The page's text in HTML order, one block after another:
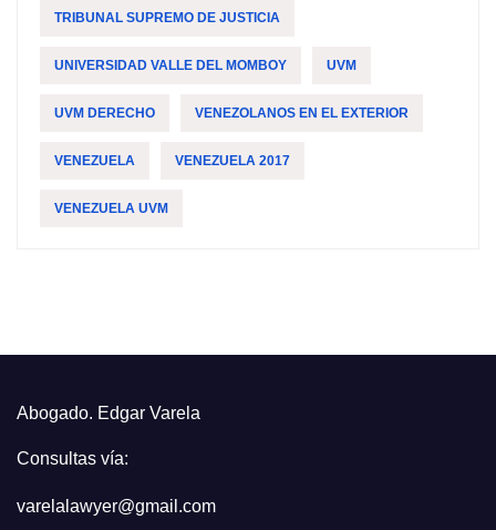
TRIBUNAL SUPREMO DE JUSTICIA
UNIVERSIDAD VALLE DEL MOMBOY UVM
UVM DERECHO VENEZOLANOS EN EL EXTERIOR
VENEZUELA VENEZUELA 2017
VENEZUELA UVM
Abogado. Edgar Varela
Consultas vía:
varelalawyer@gmail.com